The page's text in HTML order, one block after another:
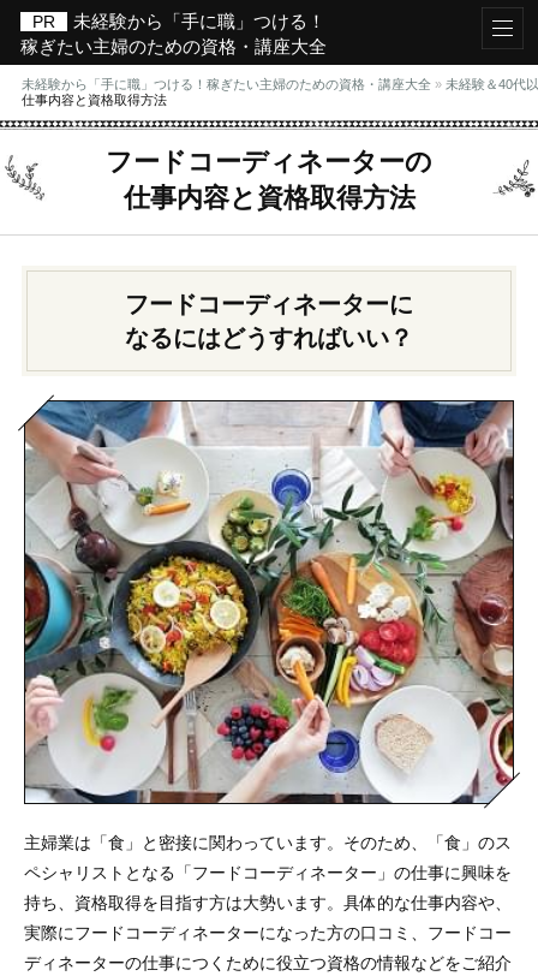
未経験から「手に職」つける！
稼ぎたい主婦のための資格・講座大全
未経験から「手に職」つける！稼ぎたい主婦のための資格・講座大全» 未経験＆40代
仕事内容と資格取得方法
フードコーディネーターの
仕事内容と資格取得方法
フードコーディネーターに
なるにはどうすればいい？
主婦業は「食」と密接に関わっています。そのため、「食」のス
ペシャリストとなる「フードコーディネーター」の仕事に興味を
持ち、資格取得を目指す方は大勢います。具体的な仕事内容や、
実際にフードコーディネーターになった方の口コミ、フードコー
ディネーターの仕事につくために役立つ資格の情報などをご紹介